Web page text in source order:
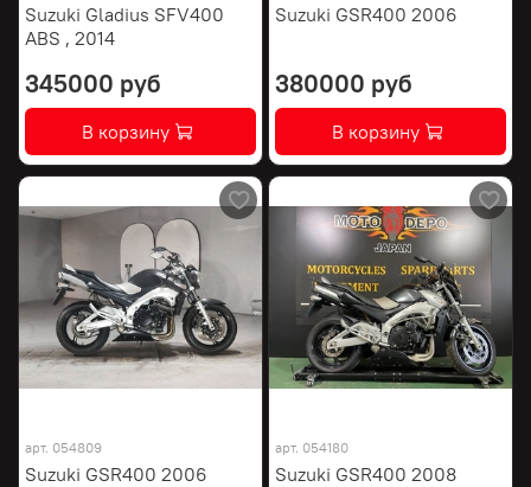
Suzuki Gladius SFV400
ABS , 2014
345000 руб
В корзину
Suzuki GSR400 2006
380000 руб
В корзину
арт. 054809
Suzuki GSR400 2006
арт. 054180
Suzuki GSR400 2008